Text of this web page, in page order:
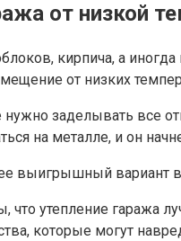
от низкой
кирпича, а
от низких
нужно заделывать все
на металле, и он
выигрышный вариант
утепление гаража
которые могут